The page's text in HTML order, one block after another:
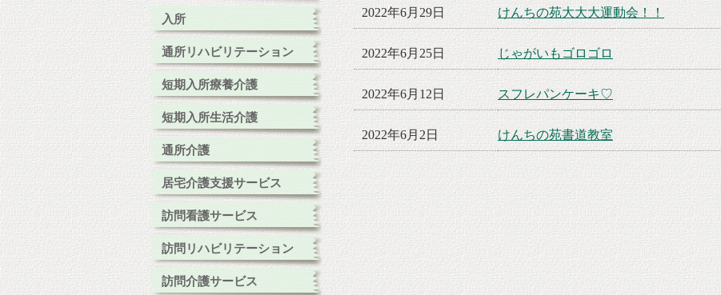
入所
通所リハビリテーション
短期入所療養介護
短期入所生活介護
通所介護
居宅介護支援サービス
訪問看護サービス
訪問リハビリテーション
訪問介護サービス
2022年6月29日 けんちの苑大大大運動会！！
2022年6月25日 じゃがいもゴロゴロ
2022年6月12日 スフレパンケーキ♡
2022年6月2日 けんちの苑書道教室